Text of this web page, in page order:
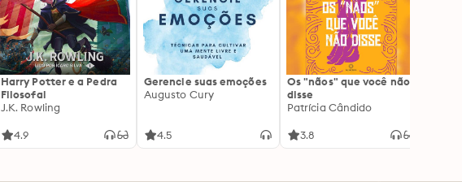
Harry Potter e a Pedra
Filosofal
J.K. Rowling
4.9
Gerencie suas emoções
Augusto Cury
4.5
Os "nãos" que você não
disse
Patrícia Cândido
3.8